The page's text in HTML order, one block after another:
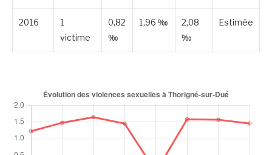
2016
1
victime
0,82
‰
1,96 ‰
2,08
‰
Estimée